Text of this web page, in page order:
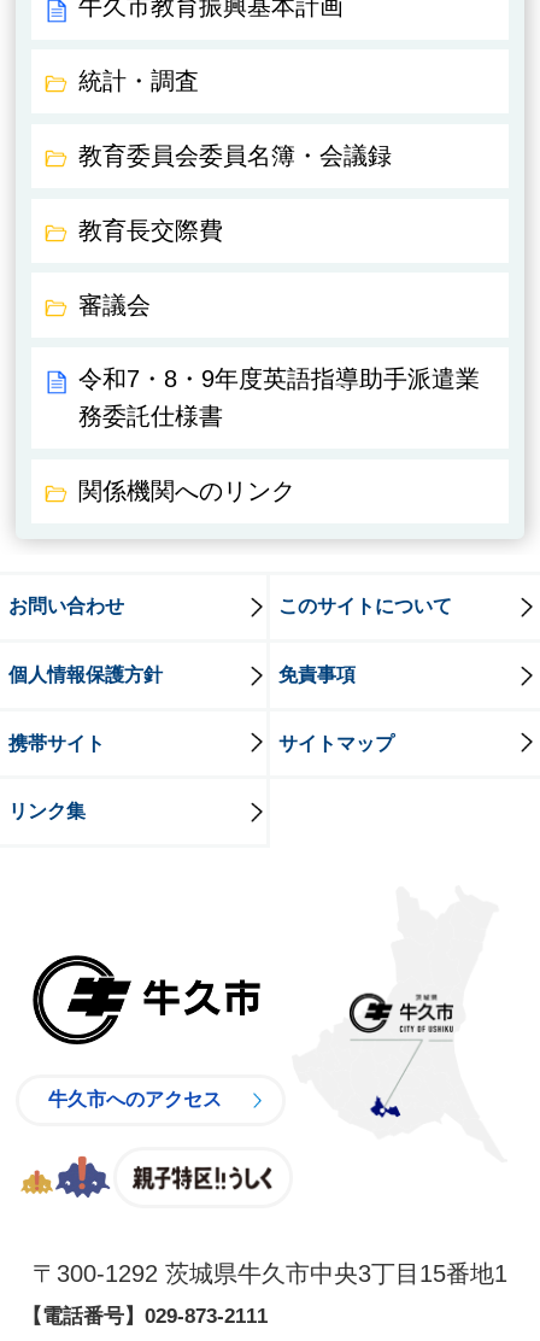
牛久市教育振興基本計画
統計・調査
教育委員会委員名簿・会議録
教育長交際費
審議会
令和7・8・9年度英語指導助手派遣業
務委託仕様書
関係機関へのリンク
お問い合わせ このサイトについて
個人情報保護方針 免責事項
携帯サイト サイトマップ
リンク集
牛久市へのアクセス
〒300-1292 茨城県牛久市中央3丁目15番地1
【電話番号】 029-873-2111